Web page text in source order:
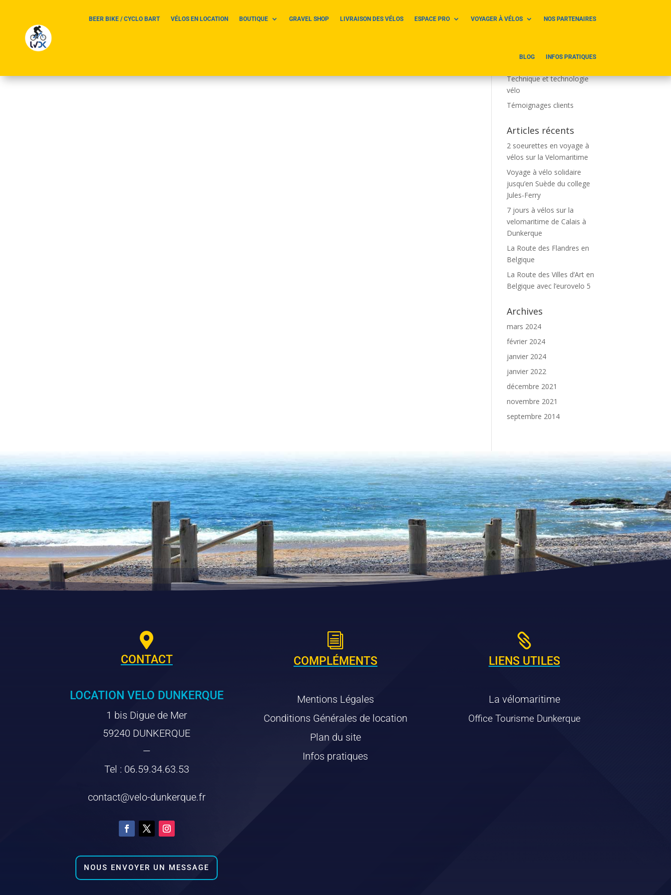
BEER BIKE / CYCLO BART VÉLOS EN LOCATION BOUTIQUE GRAVEL SHOP LIVRAISON DES VÉLOS ESPACE PRO VOYAGER À VÉLOS NOS PARTENAIRES
BLOG INFOS PRATIQUES
Technique et technologie
vélo
Témoignages clients
Articles récents
2 soeurettes en voyage à
vélos sur la Velomaritime
Voyage à vélo solidaire
jusqu’en Suède du college
Jules-Ferry
7 jours à vélos sur la
velomaritime de Calais à
Dunkerque
La Route des Flandres en
Belgique
La Route des Villes d’Art en
Belgique avec l’eurovelo 5
Archives
mars 2024
février 2024
janvier 2024
janvier 2022
décembre 2021
novembre 2021
septembre 2014

CONTACT
LOCATION VELO DUNKERQUE
1 bis Digue de Mer
59240 DUNKERQUE
—
Tel : 06.59.34.63.53
contact@velo-dunkerque.fr
NOUS ENVOYER UN MESSAGE
i
COMPLÉMENTS
Mentions Légales
Conditions Générales de location
Plan du site
Infos pratiques

LIENS UTILES
La vélomaritime
Office Tourisme Dunkerque